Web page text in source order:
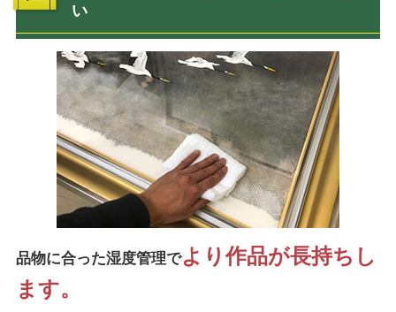
い
品物に合った湿度管理でより作品が長持ちし
ます。